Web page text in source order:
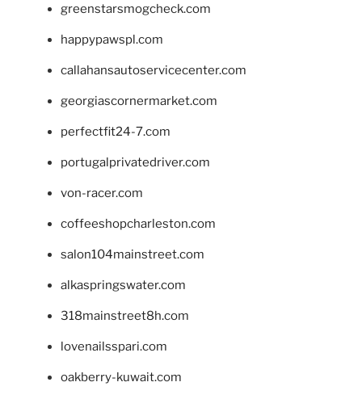
greenstarsmogcheck.com
happypawspl.com
callahansautoservicecenter.com
georgiascornermarket.com
perfectfit24-7.com
portugalprivatedriver.com
von-racer.com
coffeeshopcharleston.com
salon104mainstreet.com
alkaspringswater.com
318mainstreet8h.com
lovenailsspari.com
oakberry-kuwait.com